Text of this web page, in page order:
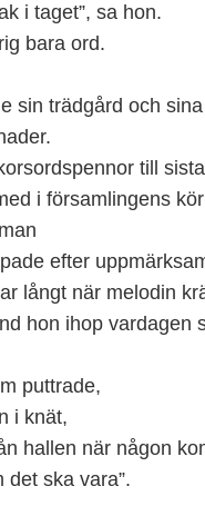
i taget”, sa hon.
bara ord.
sin trädgård och sina
till
i församlingens
efter
långt när melodin
hon ihop vardagen
puttrade,
i knät,
hallen när någon
det ska vara”.